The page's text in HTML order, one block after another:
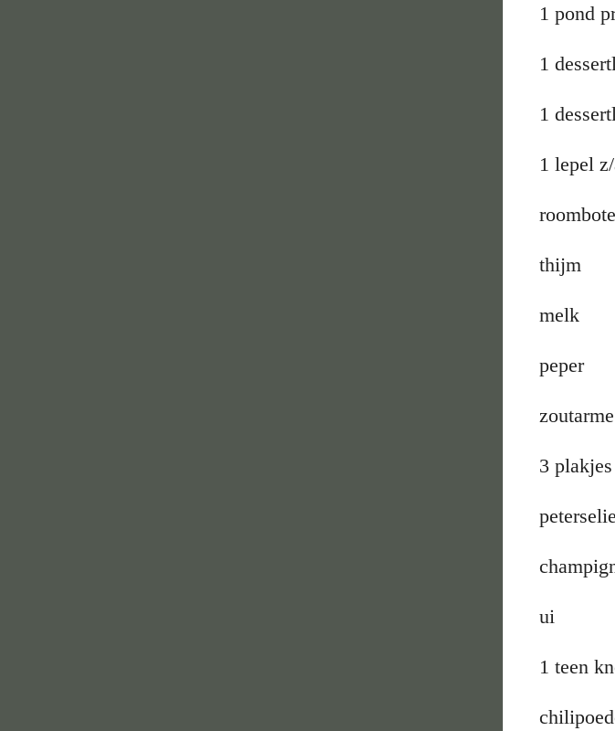
1 pond
1
1
1 lepel
thijm
melk
peper
3
peterselie
ui
1 teen